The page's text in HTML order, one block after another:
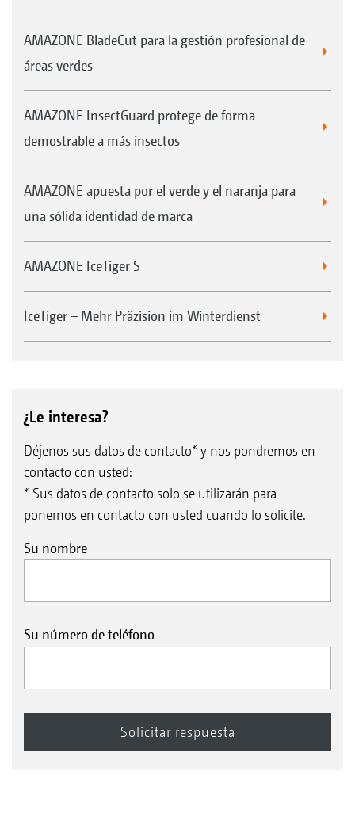
AMAZONE BladeCut para la gestión profesional de
áreas verdes
AMAZONE InsectGuard protege de forma
demostrable a más insectos
AMAZONE apuesta por el verde y el naranja para
una sólida identidad de marca
AMAZONE IceTiger S
IceTiger – Mehr Präzision im Winterdienst
¿Le interesa?
Déjenos sus datos de contacto* y nos pondremos en
contacto con usted:
* Sus datos de contacto solo se utilizarán para
ponernos en contacto con usted cuando lo solicite.
Su nombre
Su número de teléfono